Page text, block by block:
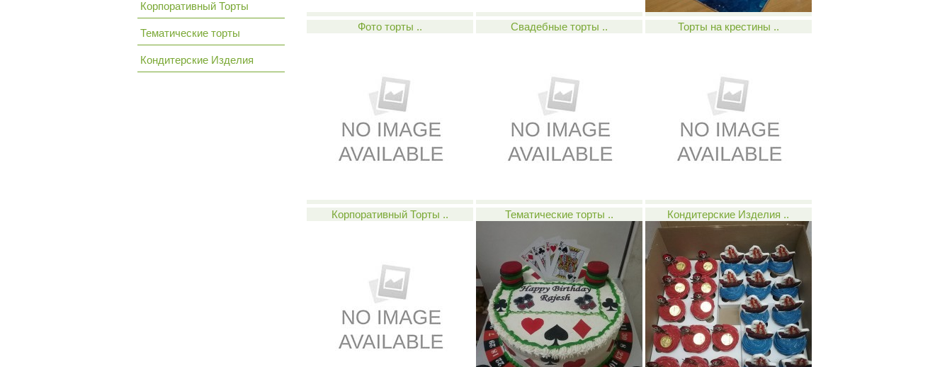
Корпоративный Торты
Тематические торты
Кондитерские Изделия
Фото торты .. Свадебные торты .. Торты на крестины ..
Корпоративный Торты .. Тематические торты .. Кондитерские Изделия ..